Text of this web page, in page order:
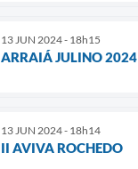
13 JUN 2024 - 18h15
ARRAIÁ JULINO 2024
13 JUN 2024 - 18h14
II AVIVA ROCHEDO